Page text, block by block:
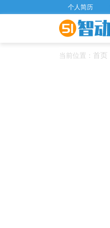
个人简历
当前位置： 首页